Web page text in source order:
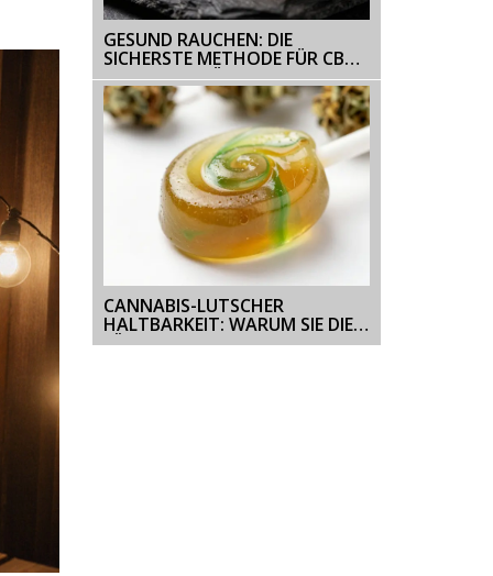
GESUND RAUCHEN: DIE
SICHERSTE METHODE FÜR CBD-
SHATTER IM ÜBERBLICK
CANNABIS-LUTSCHER
HALTBARKEIT: WARUM SIE DIE
LÄNGSTE LEBENSDAUER HABEN